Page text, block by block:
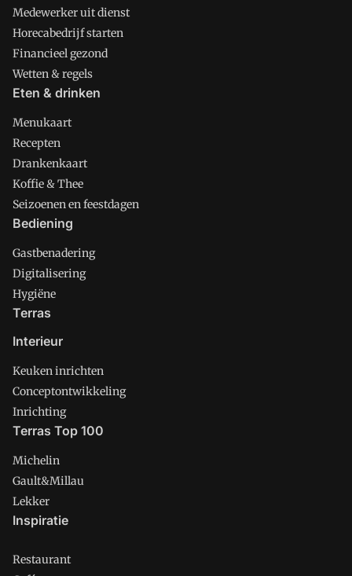
Medewerker uit dienst
Horecabedrijf starten
Financieel gezond
Wetten & regels
Eten & drinken
Menukaart
Recepten
Drankenkaart
Koffie & Thee
Seizoenen en feestdagen
Bediening
Gastbenadering
Digitalisering
Hygiëne
Terras
Interieur
Keuken inrichten
Conceptontwikkeling
Inrichting
Terras Top 100
Michelin
Gault&Millau
Lekker
Inspiratie
Restaurant